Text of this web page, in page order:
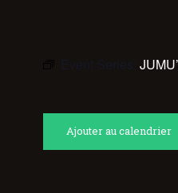
Event Series:
Ajouter au calendrier